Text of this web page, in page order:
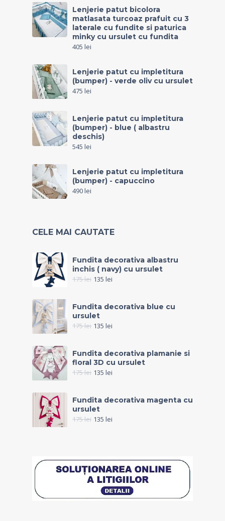
Lenjerie patut bicolora
matlasata turcoaz prafuit cu 3
laterale cu fundite si paturica
minky cu ursulet cu fundita
405 lei
Lenjerie patut cu impletitura
(bumper) - verde oliv cu ursulet
475 lei
Lenjerie patut cu impletitura
(bumper) - blue ( albastru
deschis)
545 lei
Lenjerie patut cu impletitura
(bumper) - capuccino
490lei
CELE MAI CAUTATE
Fundita decorativa albastru
inchis ( navy) cu ursulet
175lei 135 lei
Fundita decorativa blue cu
ursulet
175lei 135 lei
Fundita decorativa plamanie si
floral 3D cu ursulet
175lei 135 lei
Fundita decorativa magenta cu
ursulet
175lei 135 lei